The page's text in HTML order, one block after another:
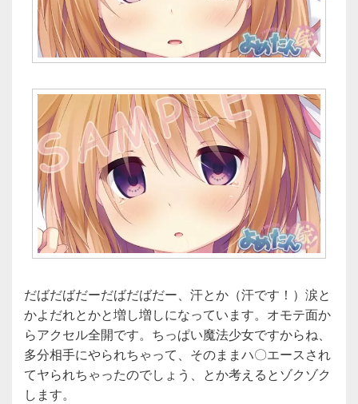
だばだばだーだばだばだー、汗とか（汗です！）涙と
かよだれとかと増し増しになっています。オモテ面か
らアクセル全開です。ちっぱい魔法少女ですからね、
多分相手にやられちゃって、そのままハ〇エースされ
てヤられちゃったのでしょう、とか考えるとゾクゾク
します。